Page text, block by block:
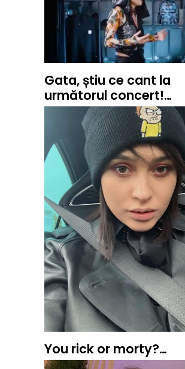
Gata, știu ce cant la
următorul concert!…
You rick or morty?…